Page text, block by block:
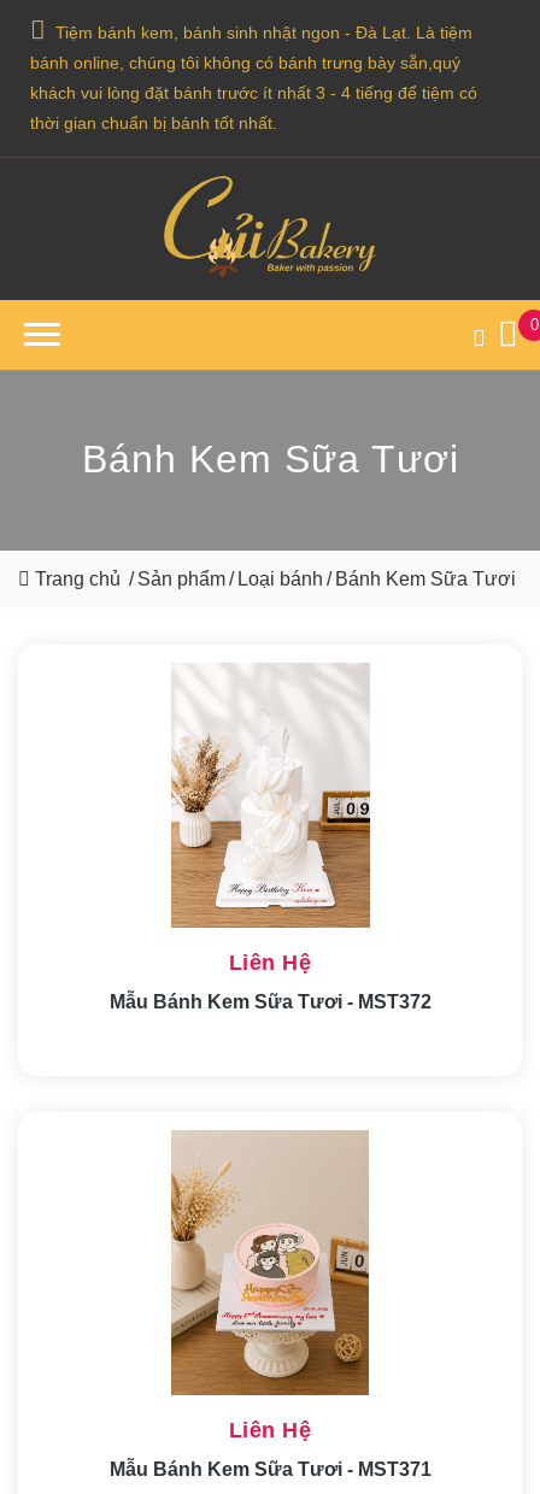
Tiệm bánh kem, bánh sinh nhật ngon - Đà Lạt. Là tiệm
bánh online, chúng tôi không có bánh trưng bày sẵn,quý
khách vui lòng đặt bánh trước ít nhất 3 - 4 tiếng để tiệm có
thời gian chuẩn bị bánh tốt nhất.
0
Bánh Kem Sữa Tươi
Trang chủ / Sản phẩm/ Loại bánh / Bánh Kem Sữa Tươi
Liên Hệ
Mẫu Bánh Kem Sữa Tươi - MST372
Liên Hệ
Mẫu Bánh Kem Sữa Tươi - MST371